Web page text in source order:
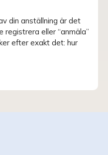
din anställning är det
eller “anmäla”
efter exakt det: hur